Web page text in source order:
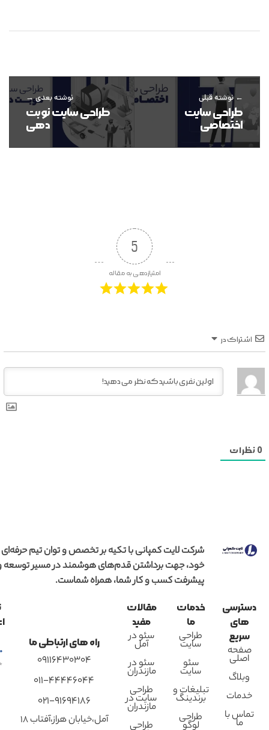
نوشته قبلی
طراحی سایت
اختصاصی
نوشته بعدی
طراحی سایت نوبت
دهی
5
امتیازدهی به مقاله
اشتراک در
0 نظرات
شرکت لایت کمپانی با تکیه بر تخصص و توان تیم حرفه‌ای
خود، جهت برداشتن قدم‌های هوشمند در مسیر توسعه
پیشرفت کسب و کار شما، همراه شماست.
دسترسی
های
سریع
صفحه
اصلی
وبلاگ
خدمات
تماس با
ما
خدمات
ما
طراحی
سایت
سئو
سایت
تبلیغات و
برندینگ
طراحی
لوگو
مقالات
مفید
سئو در
آمل
سئو در
مازندران
طراحی
سایت در
مازندران
طراحی
راه های ارتباطی ما
09116430304
011-44446044
021-91694186
آمل،خیابان هراز،آفتاب 18